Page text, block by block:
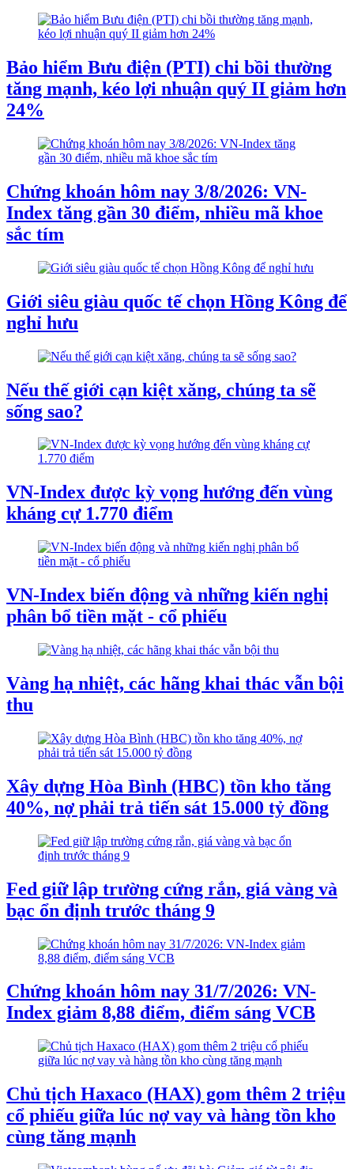
Bảo hiểm Bưu điện (PTI) chi bồi thường
tăng mạnh, kéo lợi nhuận quý II giảm hơn
24%
Chứng khoán hôm nay 3/8/2026: VN-
Index tăng gần 30 điểm, nhiều mã khoe
sắc tím
Giới siêu giàu quốc tế chọn Hồng Kông để
nghỉ hưu
Nếu thế giới cạn kiệt xăng, chúng ta sẽ
sống sao?
VN-Index được kỳ vọng hướng đến vùng
kháng cự 1.770 điểm
VN-Index biến động và những kiến nghị
phân bổ tiền mặt - cổ phiếu
Vàng hạ nhiệt, các hãng khai thác vẫn bội
thu
Xây dựng Hòa Bình (HBC) tồn kho tăng
40%, nợ phải trả tiến sát 15.000 tỷ đồng
Fed giữ lập trường cứng rắn, giá vàng và
bạc ổn định trước tháng 9
Chứng khoán hôm nay 31/7/2026: VN-
Index giảm 8,88 điểm, điểm sáng VCB
Chủ tịch Haxaco (HAX) gom thêm 2 triệu
cổ phiếu giữa lúc nợ vay và hàng tồn kho
cùng tăng mạnh